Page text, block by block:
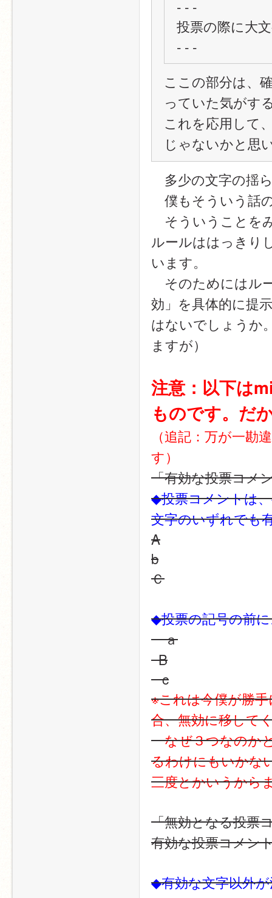
- - -
投票の際に大
- - -
ここの部分は、
っていた気がす
これを応用して
じゃないかと思
多少の文字の揺
僕もそういう話
そういうことを
ルールははっきり
います。
そのためにはル
効」を具体的に提
はないでしょうか
ますが）
注意：以下は
ものです。だ
（追記：万が一
す）
「有効な投票コメ
◆投票コメントは
文字のいずれでも
A
b
Ｃ
◆投票の記号の前
ａ
  B
   c
※これは今僕が勝
合、無効に移して
なぜ３つなのかと
るわけにもいかな
三度とかいうから
「無効となる投票
有効な投票コメン
◆有効な文字以外